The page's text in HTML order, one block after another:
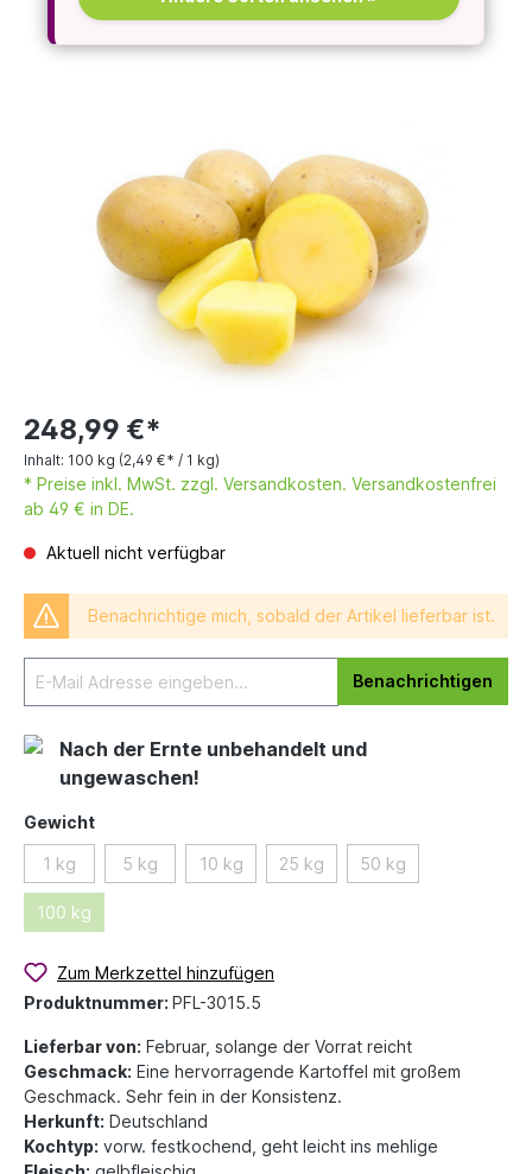
248,99 €*
Inhalt: 100 kg (2,49 €* / 1 kg)
* Preise inkl. MwSt. zzgl. Versandkosten. Versandkostenfrei
ab 49 € in DE.
Aktuell nicht verfügbar
Benachrichtige mich, sobald der Artikel lieferbar ist.
Benachrichtigen
Nach der Ernte unbehandelt und
ungewaschen!
Gewicht
1 kg 5 kg 10 kg 25 kg 50 kg
100 kg
Zum Merkzettel hinzufügen
Produktnummer: PFL-3015.5
Lieferbar von: Februar, solange der Vorrat reicht
Geschmack: Eine hervorragende Kartoffel mit großem
Geschmack. Sehr fein in der Konsistenz.
Herkunft: Deutschland
Kochtyp: vorw. festkochend, geht leicht ins mehlige